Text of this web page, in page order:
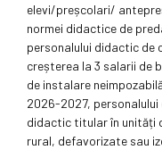
elevi/preșcolari/
normei didactice de
personalului didactic de
creșterea la 3 salarii de
de instalare
2026-2027,
didactic titular în unități
rural, defavorizate sau